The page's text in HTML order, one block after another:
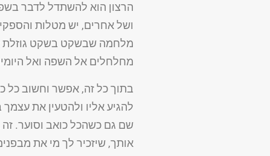
הרצון הוא להשתדל לדבר
ושל אחרים, יש מטלות
מלחמה שבשקט בשקט גוזלת
מחלחלים אל השפה ואל
בתוך כל זה, אפשר וחשוב כל
להגיע אליו ולהטעין את
שם גם כשהכל כואב וסוער.
אותך, שיזכיר לך מי את